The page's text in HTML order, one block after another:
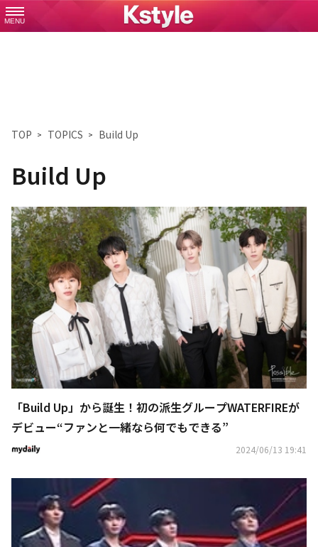
MENU
TOP TOPICS Build Up
Build Up
「Build Up」から誕生！初の派生グループWATERFIREが
デビュー“ファンと一緒なら何でもできる”
2024/06/13 19:41